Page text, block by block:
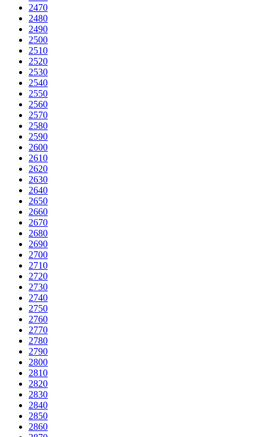
2470
2480
2490
2500
2510
2520
2530
2540
2550
2560
2570
2580
2590
2600
2610
2620
2630
2640
2650
2660
2670
2680
2690
2700
2710
2720
2730
2740
2750
2760
2770
2780
2790
2800
2810
2820
2830
2840
2850
2860